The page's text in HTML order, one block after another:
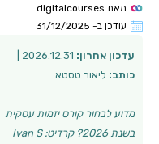
מאת
עודכן ב- 31/12/2025
עדכון אחרון:
כותב: ליאור טסטא
מדוע לבחור קורס יזמות עסקית
בשנת 2026? קרדיט: Ivan S